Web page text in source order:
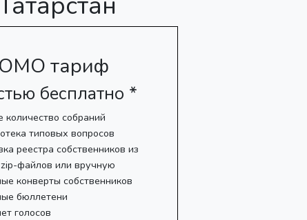
тариф
бесплатно *
собраний
типовых вопросов
реестра собственников из
файлов или вручную
конверты собственников
бюллетени
голосов